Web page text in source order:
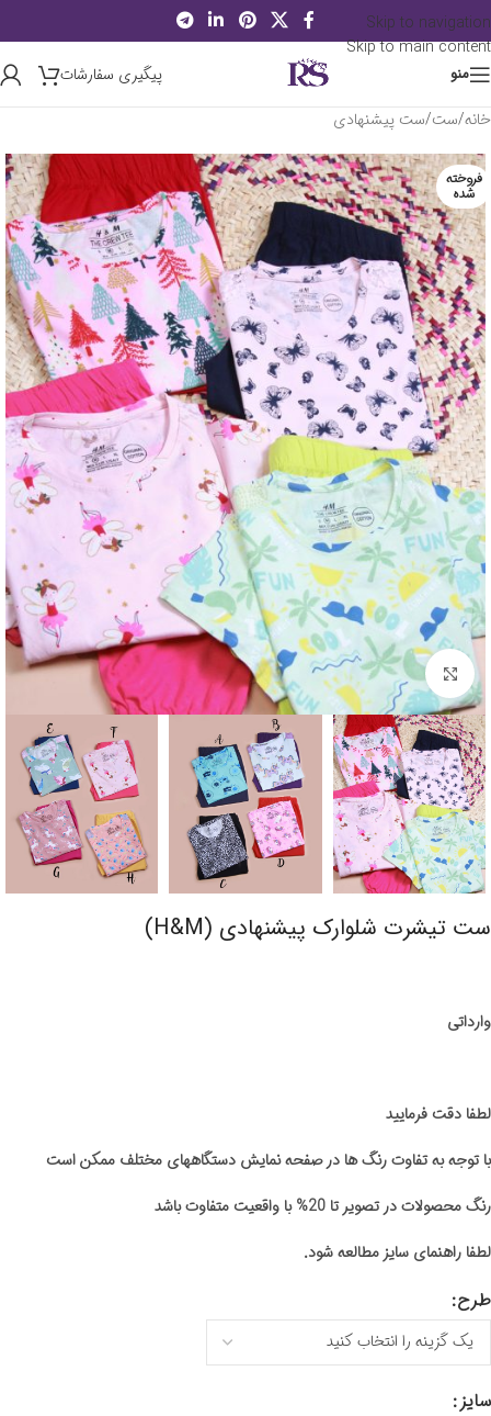
Skip to navigation
Skip to main content
منو
پیگیری سفارشات
خانه/ست/ست پیشنهادی
فروخته
شده
برای بزرگنمایی کلیک کنید
ست تیشرت شلوارک پیشنهادی (H&M)
وارداتی
لطفا دقت فرمایید
با توجه به تفاوت رنگ ها در صفحه نمایش دستگاههای مختلف ممکن است
رنگ محصولات در تصویر تا 20% با واقعیت متفاوت باشد
لطفا راهنمای سایز مطالعه شود.
طرح
سایز